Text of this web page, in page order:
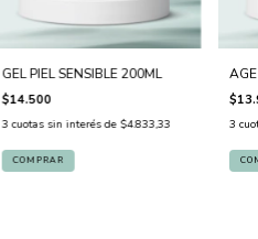
GEL PIEL SENSIBLE 200ML
$14.500
3 cuotas sin interés de $4.833,33 3